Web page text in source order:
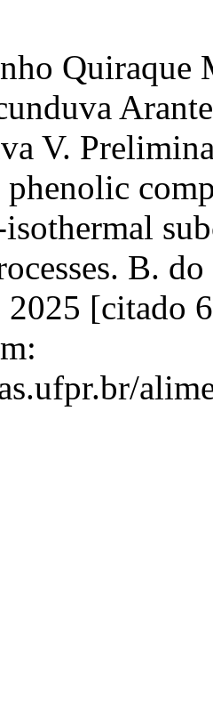
Quiraque
V.
B.
2025 [citado